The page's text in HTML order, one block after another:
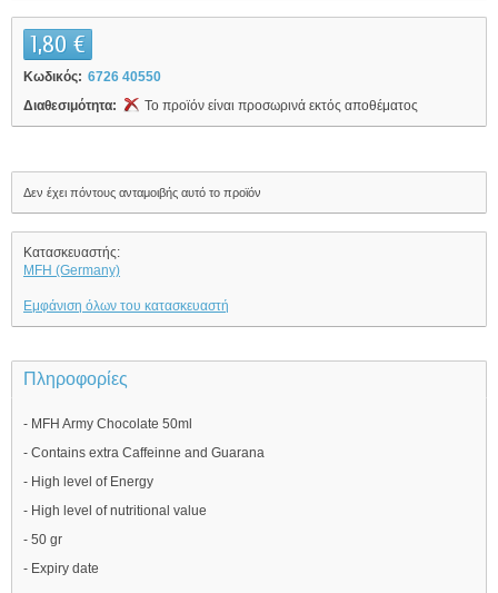
1,80 €
Κωδικός: 6726 40550
Διαθεσιμότητα:
Το προϊόν είναι προσωρινά εκτός αποθέματος
Δεν έχει πόντους ανταμοιβής αυτό το προϊόν
Κατασκευαστής:
MFH (Germany)
Εμφάνιση όλων του κατασκευαστή
Πληροφορίες
- MFH Army Chocolate 50ml
- Contains extra Caffeinne and Guarana
- High level of Energy
- High level of nutritional value
- 50 gr
- Expiry date